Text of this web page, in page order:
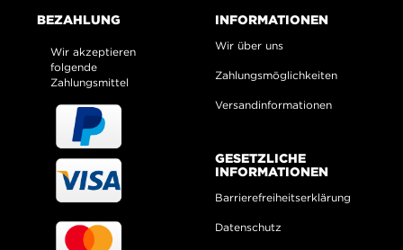
BEZAHLUNG
Wir akzeptieren
folgende
Zahlungsmittel
INFORMATIONEN
Wir über uns
Zahlungsmöglichkeiten
Versandinformationen
GESETZLICHE
INFORMATIONEN
Barrierefreiheitserklärung
Datenschutz